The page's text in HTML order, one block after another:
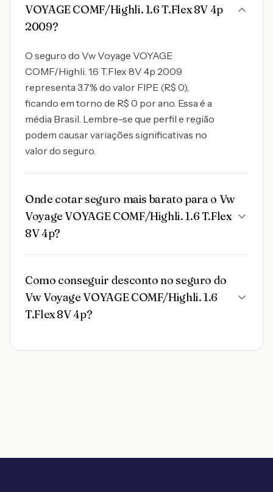
VOYAGE COMF/Highli. 1.6 T.Flex 8V 4p
2009?
O seguro do Vw Voyage VOYAGE
COMF/Highli. 1.6 T.Flex 8V 4p 2009
representa 3.7% do valor FIPE (R$ 0),
ficando em torno de R$ 0 por ano. Essa é a
média Brasil. Lembre-se que perfil e região
podem causar variações significativas no
valor do seguro.
Onde cotar seguro mais barato para o Vw
Voyage VOYAGE COMF/Highli. 1.6 T.Flex
8V 4p?
Como conseguir desconto no seguro do
Vw Voyage VOYAGE COMF/Highli. 1.6
T.Flex 8V 4p?